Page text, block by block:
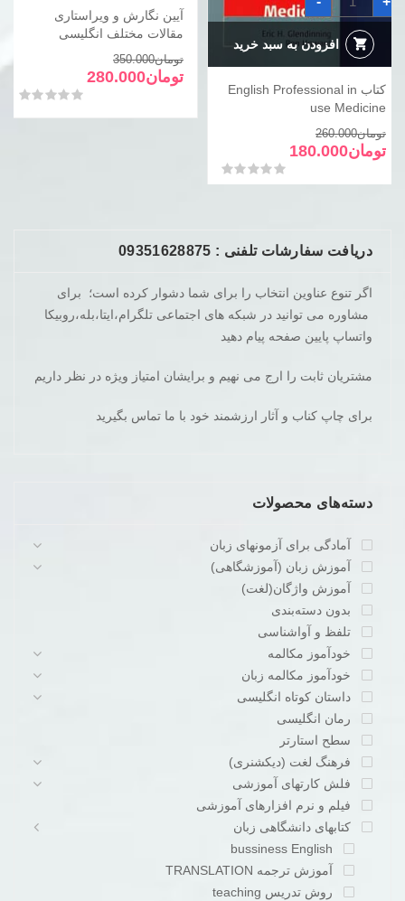
English
Professional
in
use
Medicine
عدد
افزودن به سبد خرید
کتاب English Professional in
use Medicine
تومان260.000قیمت
اصلی
تومان260.000
بود.
تومان180.000
قیمت
فعلی
تومان180.000
است.
امتیاز0از 5
و
ویراستاری
مقالات
مختلف
انگلیسی
عدد
افزودن به سبد خرید
آیین نگارش و ویراستاری
دریافت سفارشات تلفنی : 09351628875
اگر تنوع عناوین انتخاب را برای شما دشوار کرده است؛ برای
مشاوره می توانید در شبکه های اجتماعی تلگرام،ایتا،بله،روبیکا
واتساپ پایین صفحه پیام دهید
مشتریان ثابت را ارج می نهیم و برایشان امتیاز ویژه در نظر داریم
برای چاپ کناب و آثار ارزشمند خود با ما تماس بگیرید
دسته‌های محصولات
آمادگی برای آزمونهای زبان
آموزش زبان (آموزشگاهی)
آموزش واژگان(لغت)
بدون دسته‌بندی
تلفظ و آواشناسی
خودآموز مکالمه
خودآموز مکالمه زبان
داستان کوتاه انگلیسی
رمان انگلیسی
سطح استارتر
فرهنگ لغت (دیکشنری)
فلش کارتهای آموزشی
فیلم و نرم افزارهای آموزشی
کتابهای دانشگاهی زبان
bussiness English
آموزش ترجمه TRANSLATION
روش تدریس teaching